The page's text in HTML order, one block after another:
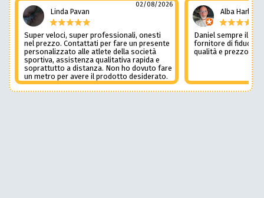
Linda Pavan
02/08/2026
Super veloci, super professionali, onesti
nel prezzo. Contattati per fare un presente
personalizzato alle atlete della società
sportiva, assistenza qualitativa rapida e
soprattutto a distanza. Non ho dovuto fare
un metro per avere il prodotto desiderato.
Una assistenza del genere è rara e
preziosa. Credo li contatterò ancora in
Alba Harley
Daniel sempre il
fornitore di fiducia
qualità e prezzo